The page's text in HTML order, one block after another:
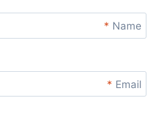
Name
*
Email
*